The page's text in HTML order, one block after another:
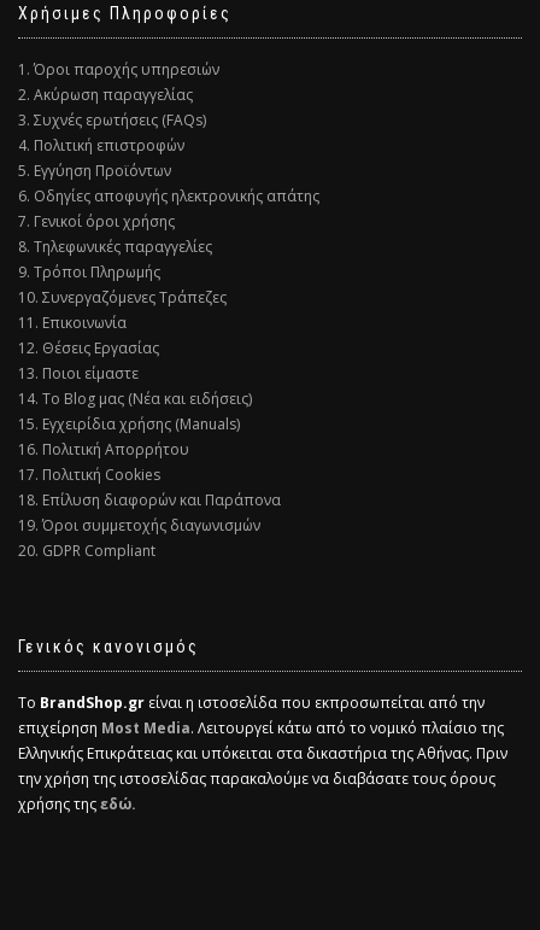
Χρήσιμες Πληροφορίες
1. Όροι παροχής υπηρεσιών
2. Ακύρωση παραγγελίας
3. Συχνές ερωτήσεις (FAQs)
4. Πολιτική επιστροφών
5. Εγγύηση Προϊόντων
6. Οδηγίες αποφυγής ηλεκτρονικής απάτης
7. Γενικοί όροι χρήσης
8. Τηλεφωνικές παραγγελίες
9. Τρόποι Πληρωμής
10. Συνεργαζόμενες Τράπεζες
11. Επικοινωνία
12. Θέσεις Εργασίας
13. Ποιοι είμαστε
14. Το Blog μας (Νέα και ειδήσεις)
15. Εγχειρίδια χρήσης (Manuals)
16. Πολιτική Απορρήτου
17. Πολιτική Cookies
18. Επίλυση διαφορών και Παράπονα
19. Όροι συμμετοχής διαγωνισμών
20. GDPR Compliant
Γενικός κανονισμός
Το BrandShop.gr είναι η ιστοσελίδα που εκπροσωπείται από την
επιχείρηση Most Media. Λειτουργεί κάτω από το νομικό πλαίσιο της
Ελληνικής Επικράτειας και υπόκειται στα δικαστήρια της Αθήνας. Πριν
την χρήση της ιστοσελίδας παρακαλούμε να διαβάσατε τους όρους
χρήσης τηςεδώ.